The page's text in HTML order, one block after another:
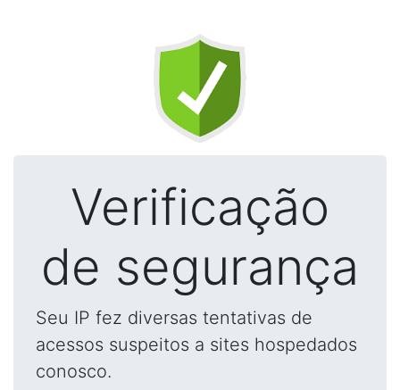
Verificação
de segurança
Seu IP fez diversas tentativas de
acessos suspeitos a sites hospedados
conosco.